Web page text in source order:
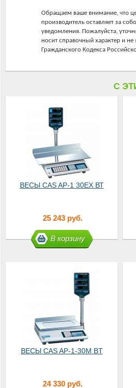
Обращаем ваше внимание, что
производитель оставляет за
уведомления. Пожалуйста,
носит справочный характер и
Гражданского Кодекса
C
ВЕСЫ CAS AP-1 30EX ВТ
25 243 руб.
В корзину
ВЕСЫ CAS AP-1-30М BT
24 330 руб.